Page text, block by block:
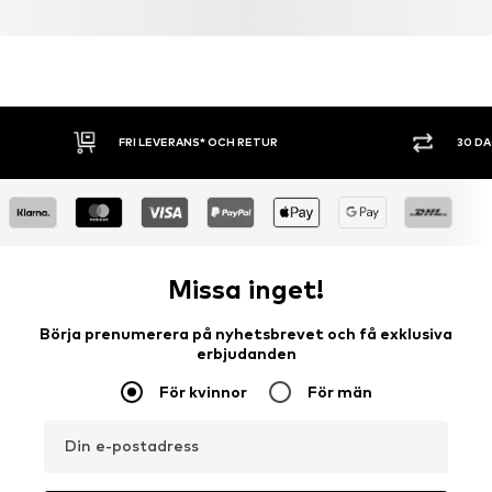
FRI LEVERANS* OCH RETUR 30
Missa inget!
Börja prenumerera på nyhetsbrevet och få exklusiva
erbjudanden
För kvinnor För män
Din e-postadress